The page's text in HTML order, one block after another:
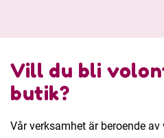
Vill du bli
butik?
Vår verksamhet är beroende